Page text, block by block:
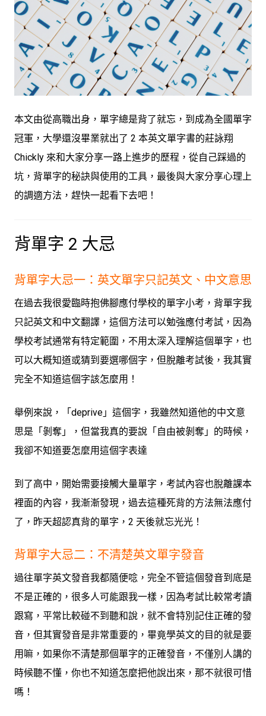
本文由從高職出身，單字總是背了就忘，到成為全國單字
冠軍，大學還沒畢業就出了 2 本英文單字書的莊詠翔
Chickly 來和大家分享一路上進步的歷程，從自己踩過的
坑，背單字的秘訣與使用的工具，最後與大家分享心理上
的調適方法，趕快一起看下去吧！
背單字 2 大忌
背單字大忌一：英文單字只記英文、中文意思
在過去我很愛臨時抱佛腳應付學校的單字小考，背單字我
只記英文和中文翻譯，這個方法可以勉強應付考試，因為
學校考試通常有特定範圍，不用太深入理解這個單字，也
可以大概知道或猜到要選哪個字，但脫離考試後，我其實
完全不知道這個字該怎麼用！
舉例來說，「deprive」這個字，我雖然知道他的中文意
思是「剝奪」，但當我真的要說「自由被剝奪」的時候，
我卻不知道要怎麼用這個字表達
到了高中，開始需要接觸大量單字，考試內容也脫離課本
裡面的內容，我漸漸發現，過去這種死背的方法無法應付
了，昨天超認真背的單字，2 天後就忘光光！
背單字大忌二：不清楚英文單字發音
過往單字英文發音我都隨便唸，完全不管這個發音到底是
不是正確的，很多人可能跟我一樣，因為考試比較常考讀
跟寫，平常比較碰不到聽和說，就不會特別記住正確的發
音， 但其實發音是非常重要的 ，畢竟學英文的目的就是要
用嘛，如果你不清楚那個單字的正確發音，不僅別人講的
時候聽不懂，你也不知道怎麼把他說出來，那不就很可惜
嗎！